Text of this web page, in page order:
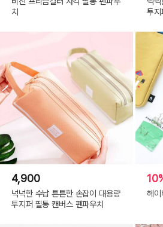
치
투지
4,900
넉넉한 수납 튼튼한 손잡이 대용량
투지퍼 필통 캔버스 펜파우치
헤이